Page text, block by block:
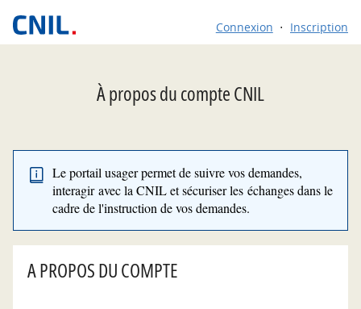
Connexion Inscription
À propos du compte CNIL
Le portail usager permet de suivre vos demandes,
interagir avec la CNIL et sécuriser les échanges dans le
cadre de l'instruction de vos demandes.
A PROPOS DU COMPTE